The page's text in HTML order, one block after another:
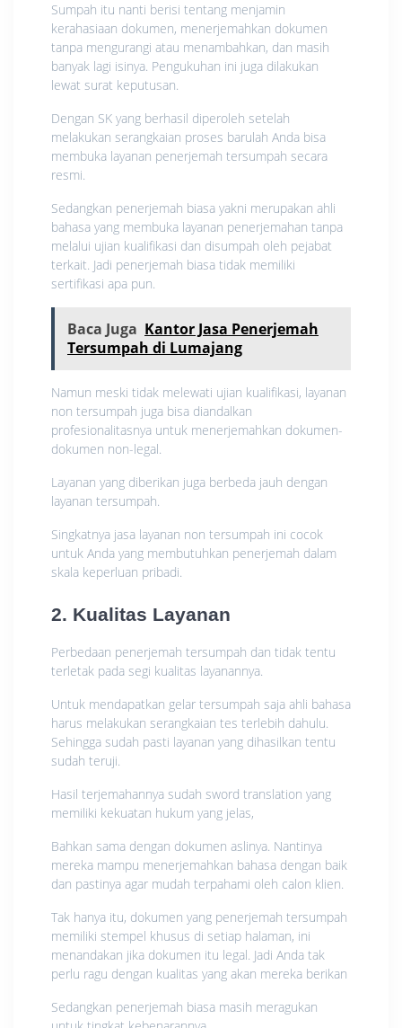
Sumpah itu nanti berisi tentang menjamin
kerahasiaan dokumen, menerjemahkan dokumen
tanpa mengurangi atau menambahkan, dan masih
banyak lagi isinya. Pengukuhan ini juga dilakukan
lewat surat keputusan.
Dengan SK yang berhasil diperoleh setelah
melakukan serangkaian proses barulah Anda bisa
membuka layanan penerjemah tersumpah secara
resmi.
Sedangkan penerjemah biasa yakni merupakan ahli
bahasa yang membuka layanan penerjemahan tanpa
melalui ujian kualifikasi dan disumpah oleh pejabat
terkait. Jadi penerjemah biasa tidak memiliki
sertifikasi apa pun.
Baca Juga Kantor Jasa Penerjemah
Tersumpah di Lumajang
Namun meski tidak melewati ujian kualifikasi, layanan
non tersumpah juga bisa diandalkan
profesionalitasnya untuk menerjemahkan dokumen-
dokumen non-legal.
Layanan yang diberikan juga berbeda jauh dengan
layanan tersumpah.
Singkatnya jasa layanan non tersumpah ini cocok
untuk Anda yang membutuhkan penerjemah dalam
skala keperluan pribadi.
2. Kualitas Layanan
Perbedaan penerjemah tersumpah dan tidak tentu
terletak pada segi kualitas layanannya.
Untuk mendapatkan gelar tersumpah saja ahli bahasa
harus melakukan serangkaian tes terlebih dahulu.
Sehingga sudah pasti layanan yang dihasilkan tentu
sudah teruji.
Hasil terjemahannya sudah sword translation yang
memiliki kekuatan hukum yang jelas,
Bahkan sama dengan dokumen aslinya. Nantinya
mereka mampu menerjemahkan bahasa dengan baik
dan pastinya agar mudah terpahami oleh calon klien.
Tak hanya itu, dokumen yang penerjemah tersumpah
memiliki stempel khusus di setiap halaman, ini
menandakan jika dokumen itu legal. Jadi Anda tak
perlu ragu dengan kualitas yang akan mereka berikan
Sedangkan penerjemah biasa masih meragukan